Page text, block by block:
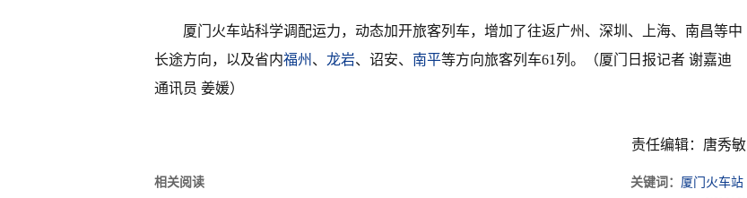
厦门火车站科学调配运力，动态加开旅客列车，增加了往返广州、深圳、上海、南昌等中
长途方向，以及省内福州 、 龙岩、诏安、 南平等方向旅客列车61列。（厦门日报记者 谢嘉迪
通讯员 姜媛）
责任编辑：唐秀敏
相关阅读 关键词： 厦门火车站